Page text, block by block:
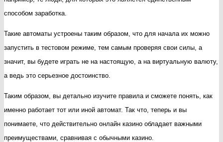
способом заработка.
Такие автоматы устроены таким образом, что для начала их можно
запустить в тестовом режиме, тем самым проверяя свои силы, а
значит, вы будете играть не на настоящую, а на виртуальную валюту,
а ведь это серьезное достоинство.
Таким образом, вы детально изучите правила и сможете понять, как
именно работает тот или иной автомат. Так что, теперь и вы
понимаете, что действительно онлайн казино обладает важными
преимуществами, сравнивая с обычными казино.